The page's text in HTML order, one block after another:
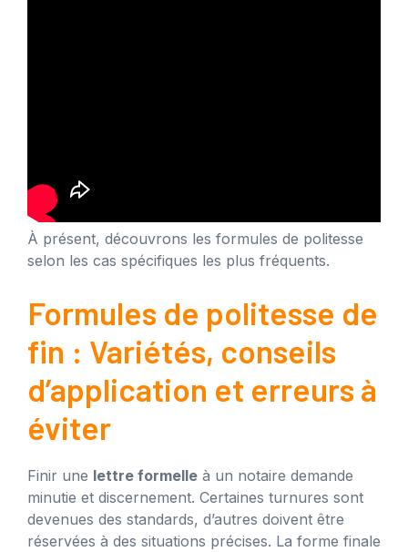
À présent, découvrons les formules de politesse
selon les cas spécifiques les plus fréquents.
Formules de politesse de
fin : Variétés, conseils
d’application et erreurs à
éviter
Finir une lettre formelle à un notaire demande
minutie et discernement. Certaines turnures sont
devenues des standards, d’autres doivent être
réservées à des situations précises. La forme finale